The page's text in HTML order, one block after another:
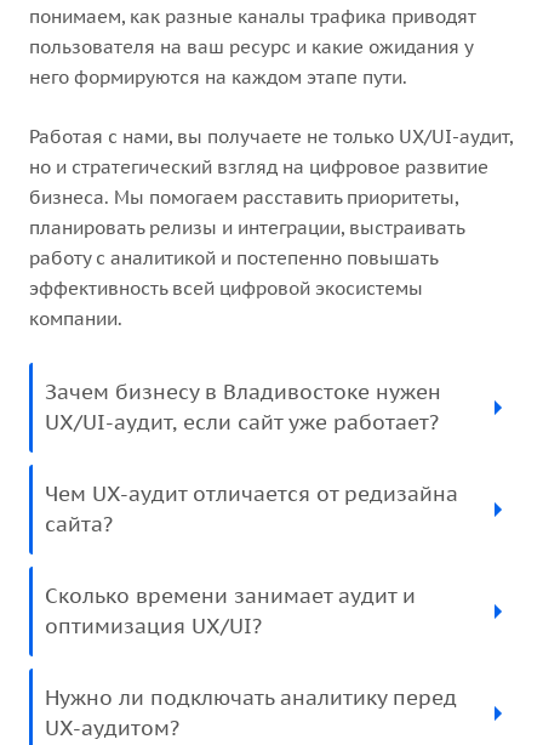
понимаем, как разные каналы трафика приводят
пользователя на ваш ресурс и какие ожидания у
него формируются на каждом этапе пути.
Работая с нами, вы получаете не только UX/UI-аудит,
но и стратегический взгляд на цифровое развитие
бизнеса. Мы помогаем расставить приоритеты,
планировать релизы и интеграции, выстраивать
работу с аналитикой и постепенно повышать
эффективность всей цифровой экосистемы
компании.
Зачем бизнесу в Владивостоке нужен
UX/UI-аудит, если сайт уже работает?
Чем UX-аудит отличается от редизайна
сайта?
Сколько времени занимает аудит и
оптимизация UX/UI?
Нужно ли подключать аналитику перед
UX-аудитом?